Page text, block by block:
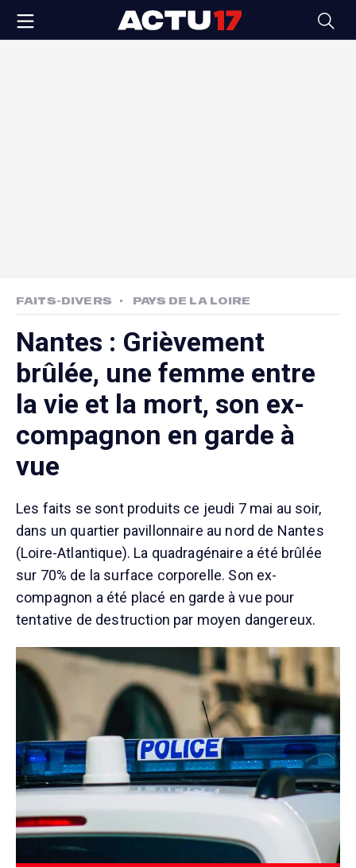
FAITS-DIVERS PAYS DE LA LOIRE
Nantes : Grièvement
brûlée, une femme entre
la vie et la mort, son ex-
compagnon en garde à
vue
Les faits se sont produits ce jeudi 7 mai au soir,
dans un quartier pavillonnaire au nord de Nantes
(Loire-Atlantique). La quadragénaire a été brûlée
sur 70% de la surface corporelle. Son ex-
compagnon a été placé en garde à vue pour
tentative de destruction par moyen dangereux.